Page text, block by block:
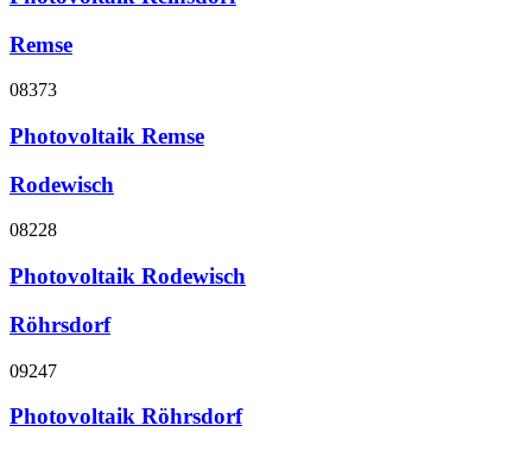
Remse
08373
Photovoltaik Remse
Rodewisch
08228
Photovoltaik Rodewisch
Röhrsdorf
09247
Photovoltaik Röhrsdorf